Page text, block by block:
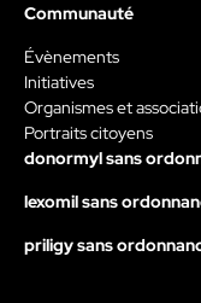
Communauté
Évènements
Initiatives
Organismes et
Portraits citoyens
donormyl sans
lexomil sans
priligy sans